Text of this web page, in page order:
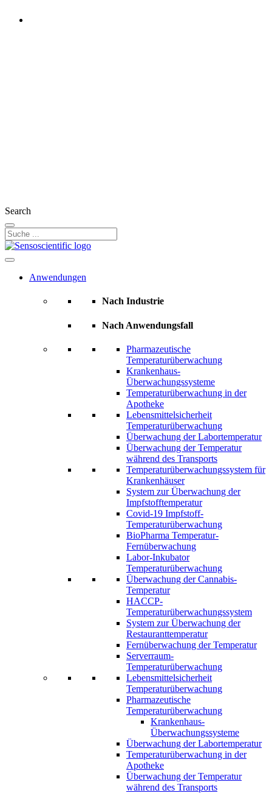
Search
Anwendungen
Nach Industrie
Nach Anwendungsfall
Pharmazeutische
Temperaturüberwachung
Krankenhaus-
Überwachungssysteme
Temperaturüberwachung in der
Apotheke
Lebensmittelsicherheit
Temperaturüberwachung
Überwachung der Labortemperatur
Überwachung der Temperatur
während des Transports
Temperaturüberwachungssystem für
Krankenhäuser
System zur Überwachung der
Impfstofftemperatur
Covid-19 Impfstoff-
Temperaturüberwachung
BioPharma Temperatur-
Fernüberwachung
Labor-Inkubator
Temperaturüberwachung
Überwachung der Cannabis-
Temperatur
HACCP-
Temperaturüberwachungssystem
System zur Überwachung der
Restauranttemperatur
Fernüberwachung der Temperatur
Serverraum-
Temperaturüberwachung
Lebensmittelsicherheit
Temperaturüberwachung
Pharmazeutische
Temperaturüberwachung
Krankenhaus-
Überwachungssysteme
Überwachung der Labortemperatur
Temperaturüberwachung in der
Apotheke
Überwachung der Temperatur
während des Transports